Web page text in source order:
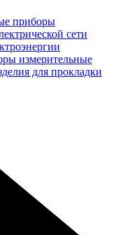
приборы
сети
измерительные
для прокладки